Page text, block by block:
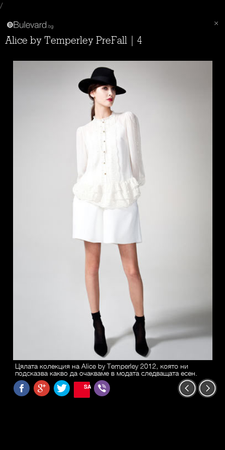
/
Alice by Temperley PreFall | 4
Цялата колекция на Alice by Temperley 2012, която ни
подсказва какво да очакваме в модата следващата есен.
SAVE